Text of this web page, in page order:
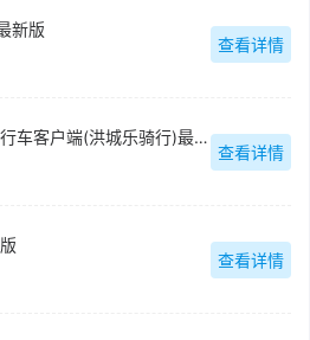
新版
查看详情
南昌公共自行车客户端(洪城乐骑行)最新版
查看详情
查看详情